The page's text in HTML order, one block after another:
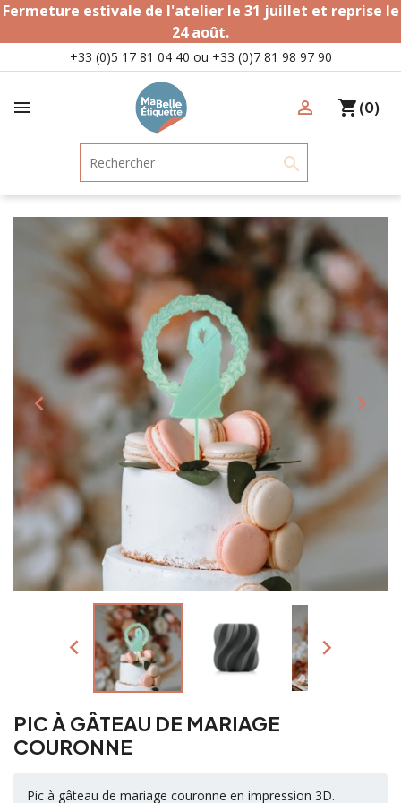
Fermeture estivale de l'atelier le 31 juillet et reprise le
24 août.
+33 (0)5 17 81 04 40 ou +33 (0)7 81 98 97 90
 person_outline shopping_cart(0)
search
 
 
PIC À GÂTEAU DE MARIAGE
COURONNE
Pic à gâteau de mariage couronne en impression 3D.